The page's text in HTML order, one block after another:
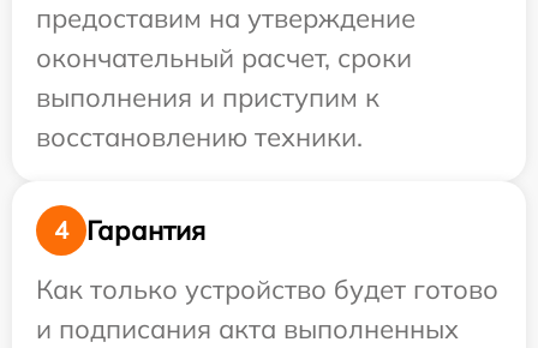
предоставим на утверждение
окончательный расчет, сроки
выполнения и приступим к
восстановлению техники.
4
Гарантия
Как только устройство будет готово
и подписания акта выполненных